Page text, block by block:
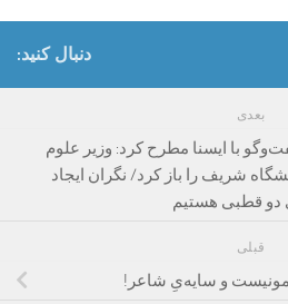
دنبال کنید:
بعدی
با ایسنا مطرح کرد: وزیر علوم
شریف را باز کرد/ نگران ایجاد
دو قطبی هستیم
قبلی
و سایه‌یِ شاعر!